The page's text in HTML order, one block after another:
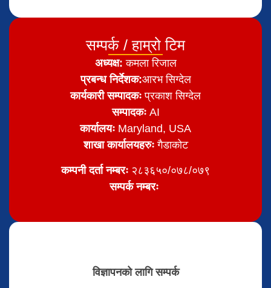
सम्पर्क / हाम्रो टिम
अध्यक्ष:कमला रिजाल
प्रबन्ध निर्देशक:आरभ सिग्देल
कार्यकारी सम्पादकः प्रकाश सिग्देल
सम्पादकःAI
कार्यालयः Maryland, USA
शाखा कार्यालयहरुःगैडाकोट
कम्पनी दर्ता नम्बरः २८३६५०/०७८/०७९
सम्पर्क नम्बरः
विज्ञापनको लागि सम्पर्क